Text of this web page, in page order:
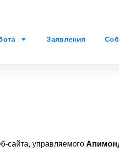
Заявления
сайта, управляемого